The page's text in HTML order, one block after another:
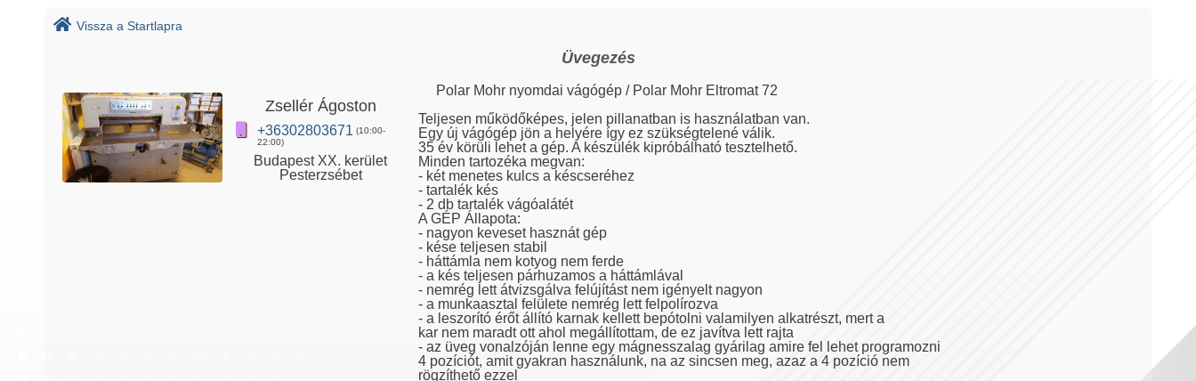
Vissza a Startlapra
Üvegezés
Zsellér Ágoston
+36302803671 (10:00-
22:00)
Budapest XX. kerület
Pesterzsébet
Polar Mohr nyomdai vágógép / Polar Mohr Eltromat 72
Teljesen működőképes, jelen pillanatban is használatban van.
Egy új vágógép jön a helyére így ez szükségtelené válik.
35 év körüli lehet a gép. A készülék kipróbálható tesztelhető.
Minden tartozéka megvan:
- két menetes kulcs a késcseréhez
- tartalék kés
- 2 db tartalék vágóalátét
A GÉP Állapota:
- nagyon keveset hasznát gép
- kése teljesen stabil
- háttámla nem kotyog nem ferde
- a kés teljesen párhuzamos a háttámlával
- nemrég lett átvizsgálva felújítást nem igényelt nagyon
- a munkaasztal felülete nemrég lett felpolírozva
- a leszorító érőt állító karnak kellett bepótolni valamilyen alkatrészt, mert a
kar nem maradt ott ahol megállítottam, de ez javítva lett rajta
- az üveg vonalzóján lenne egy mágnesszalag gyárilag amire fel lehet programozni
4 pozíciót, amit gyakran használunk, na az sincsen meg, azaz a 4 pozíció nem
rögzíthető ezzel